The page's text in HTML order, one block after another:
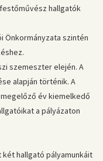
hallgatók
Önkormányzata szintén
szemeszter elején. A
alapján történik. A
év kiemelkedő
a pályázaton
két hallgató pályamunkáit